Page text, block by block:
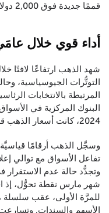
قممًا جديدة فوق 2,000 دولار في أواخر عام 2023.
أداء قوي خلال عامَي 2024
التوتُّرات الجيوسياسية،
المرتبطة بالانتخابات
البنوك المركزية في
2024، كانت أسعار الذهب قد ارتفعت بأكثر من 30%.
تفاعل الأسواق مع توالي
وتجدُّد حالة عدم
للمرَّة الأولى، عقب
الأسهم والسندات.